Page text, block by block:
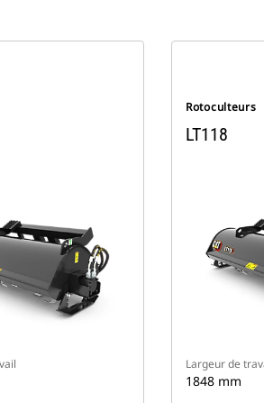
Rotoculteurs
LT118
Largeur de
1848 mm